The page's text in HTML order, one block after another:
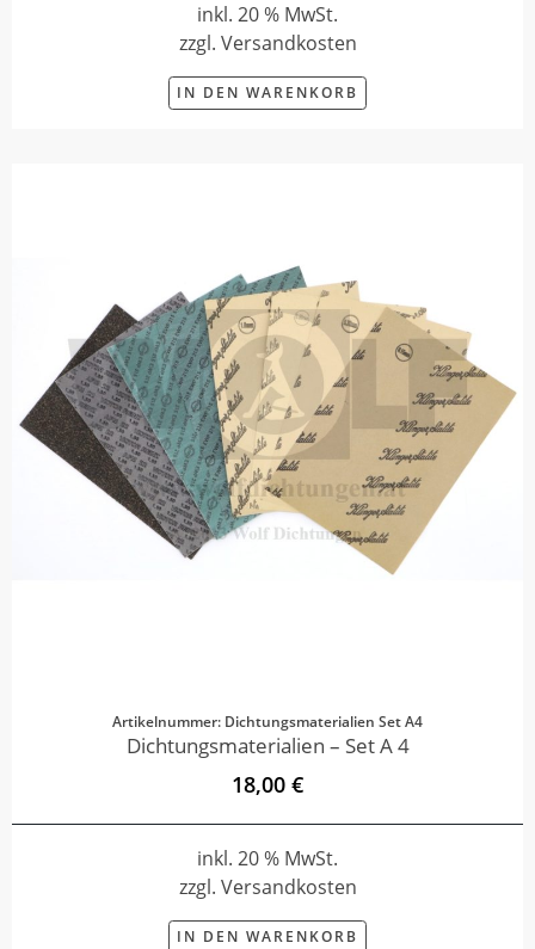
inkl. 20 % MwSt.
zzgl. Versandkosten
IN DEN WARENKORB
Artikelnummer: Dichtungsmaterialien Set A4
Dichtungsmaterialien – Set A 4
18,00 €
inkl. 20 % MwSt.
zzgl. Versandkosten
IN DEN WARENKORB